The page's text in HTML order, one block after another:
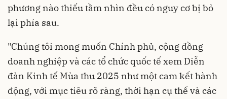
phương nào thiếu tầm nhìn đều có nguy cơ bị bỏ
lại phía sau.
"Chúng tôi mong muốn Chính phủ, cộng đồng
doanh nghiệp và các tổ chức quốc tế xem Diễn
đàn Kinh tế Mùa thu 2025 như một cam kết hành
động, với mục tiêu rõ ràng, thời hạn cụ thể và các